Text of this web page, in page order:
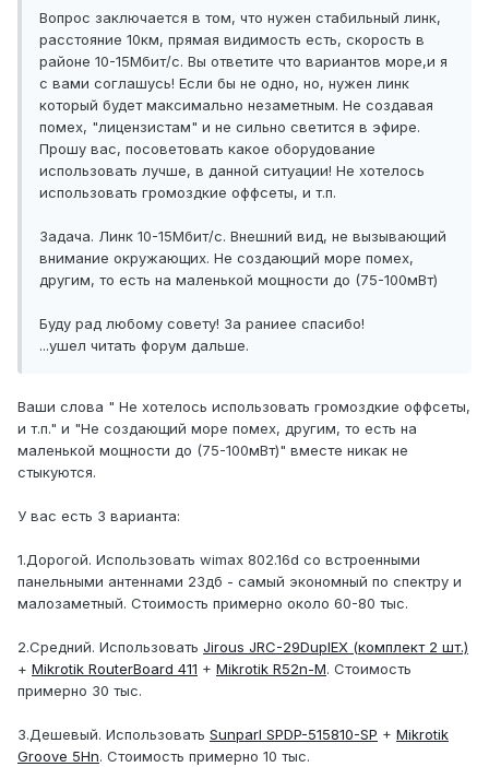
Вопрос заключается в том, что нужен стабильный линк,
расстояние 10км, прямая видимость есть, скорость в
районе 10-15Мбит/c. Вы ответите что вариантов море,и я
с вами соглашусь! Если бы не одно, но, нужен линк
который будет максимально незаметным. Не создавая
помех, "лицензистам" и не сильно светится в эфире.
Прошу вас, посоветовать какое оборудование
использовать лучше, в данной ситуации! Не хотелось
использовать громоздкие оффсеты, и т.п.
Задача. Линк 10-15Мбит/c. Внешний вид, не вызывающий
внимание окружающих. Не создающий море помех,
другим, то есть на маленькой мощности до (75-100мВт)
Буду рад любому совету! За раниее спасибо!
...ушел читать форум дальше.
Ваши слова " Не хотелось использовать громоздкие оффсеты,
и т.п." и "Не создающий море помех, другим, то есть на
маленькой мощности до (75-100мВт)" вместе никак не
стыкуются.
У вас есть 3 варианта:
1.Дорогой. Использовать wimax 802.16d со встроенными
панельными антеннами 23дб - самый экономный по спектру и
малозаметный. Стоимость примерно около 60-80 тыс.
2.Средний. Использовать Jirous JRC-29DuplEX (комплект 2 шт.)
+ Mikrotik RouterBoard 411 + Mikrotik R52n-M. Стоимость
примерно 30 тыс.
3.Дешевый. Использовать Sunparl SPDP-515810-SP + Mikrotik
Groove 5Hn. Стоимость примерно 10 тыс.